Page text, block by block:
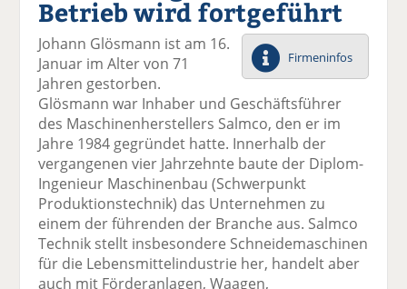
el
a
uf
F
ac
e
b
o
o
k
te
il
e
n
el
t
wi
tt
er
n
el
a
uf
Li
n
k
e
di
n
il
e
n
el
p
er
E
m
ai
l
er
d
e
n
ck
e
Betrieb wird fortgeführt
Firmeninfos
Johann Glösmann ist am 16.
Januar im Alter von 71
Jahren gestorben.
Glösmann war Inhaber und Geschäftsführer
des Maschinenherstellers Salmco, den er im
Jahre 1984 gegründet hatte. Innerhalb der
vergangenen vier Jahrzehnte baute der Diplom-
Ingenieur Maschinenbau (Schwerpunkt
Produktionstechnik) das Unternehmen zu
einem der führenden der Branche aus. Salmco
Technik stellt insbesondere Schneidemaschinen
für die Lebensmittelindustrie her, handelt aber
auch mit Förderanlagen, Waagen,